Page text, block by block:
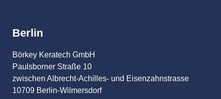
Berlin
Börkey Keratech GmbH
Paulsborner Straße 10
zwischen Albrecht-Achilles- und Eisenzahnstrasse
10709 Berlin-Wilmersdorf